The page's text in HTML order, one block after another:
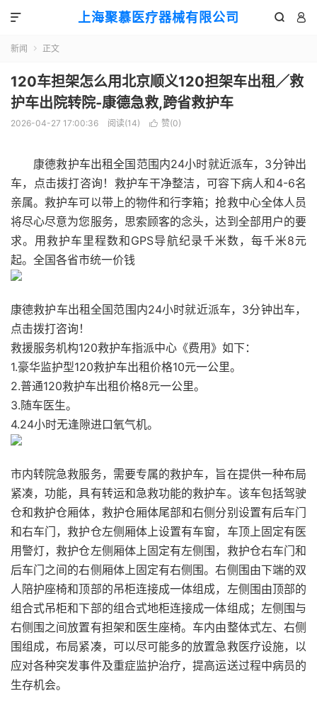
上海聚慕医疗器械有限公司  

新闻  正文
120车担架怎么用北京顺义120担架车出租／救
护车出院转院-康德急救,跨省救护车
2026-04-27 17:00:36 阅读(14)  赞(0)
康德救护车出租全国范围内24小时就近派车，3分钟出
车，点击拨打咨询！救护车干净整洁，可容下病人和4-6名
亲属。救护车可以带上的物件和行李箱；抢救中心全体人员
将尽心尽意为您服务，思索顾客的念头，达到全部用户的要
求。用救护车里程数和GPS导航纪录千米数，每千米8元
起。全国各省市统一价钱
康德救护车出租全国范围内24小时就近派车，3分钟出车，
点击拨打咨询！
救援服务机构120救护车指派中心《费用》如下：
1.豪华监护型120救护车出租价格10元一公里。
2.普通120救护车出租价格8元一公里。
3.随车医生。
4.24小时无逢隙进口氧气机。
市内转院急救服务，需要专属的救护车，旨在提供一种布局
紧凑，功能，具有转运和急救功能的救护车。该车包括驾驶
仓和救护仓厢体，救护仓厢体尾部和右侧分别设置有后车门
和右车门，救护仓左侧厢体上设置有车窗，车顶上固定有医
用警灯，救护仓左侧厢体上固定有左侧围，救护仓右车门和
后车门之间的右侧厢体上固定有右侧围。右侧围由下端的双
人陪护座椅和顶部的吊柜连接成一体组成，左侧围由顶部的
组合式吊柜和下部的组合式地柜连接成一体组成；左侧围与
右侧围之间放置有担架和医生座椅。车内由整体式左、右侧
围组成，布局紧凑，可以尽可能多的放置急救医疗设施，以
应对各种突发事件及重症监护治疗，提高运送过程中病员的
生存机会。